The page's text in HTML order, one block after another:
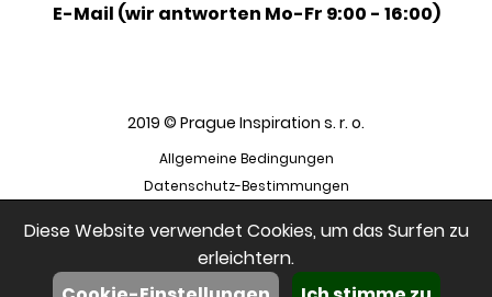
E-Mail (wir antworten Mo-Fr 9:00 - 16:00)
2019 © Prague Inspiration s. r. o.
Allgemeine Bedingungen
Datenschutz-Bestimmungen
Diese Website verwendet Cookies, um das Surfen zu
erleichtern.